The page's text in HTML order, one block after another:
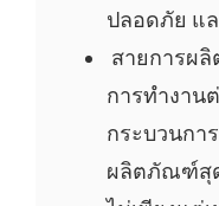
ปลอดภัย แ
สายการผ
การทำงาน
กระบวนกา
ผลิตภัณฑ์สุ